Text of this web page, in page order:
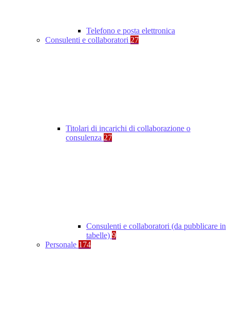
Telefono e posta elettronica
Consulenti e collaboratori 27
Titolari di incarichi di collaborazione o
consulenza 27
Consulenti e collaboratori (da pubblicare in
tabelle) 9
Personale 174